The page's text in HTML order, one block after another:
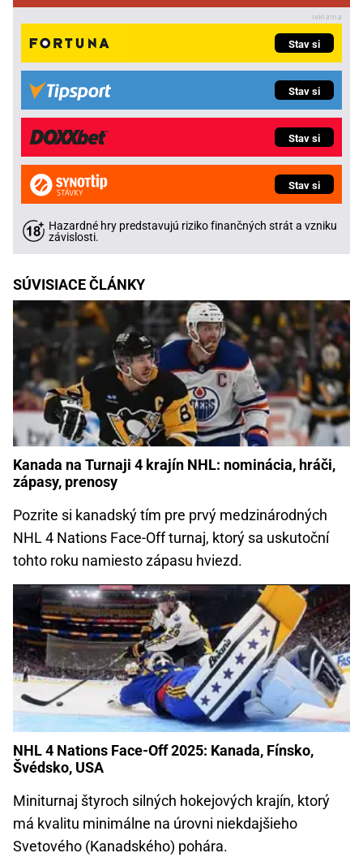
Stav si
Stav si
Stav si
Stav si
Hazardné hry predstavujú riziko finančných strát a vzniku
závislosti.
SÚVISIACE ČLÁNKY
Kanada na Turnaji 4 krajín NHL: nominácia, hráči,
zápasy, prenosy
Pozrite si kanadský tím pre prvý medzinárodných
NHL 4 Nations Face-Off turnaj, ktorý sa uskutoční
tohto roku namiesto zápasu hviezd.
NHL 4 Nations Face-Off 2025: Kanada, Fínsko,
Švédsko, USA
Miniturnaj štyroch silných hokejových krajín, ktorý
má kvalitu minimálne na úrovni niekdajšieho
Svetového (Kanadského) pohára.